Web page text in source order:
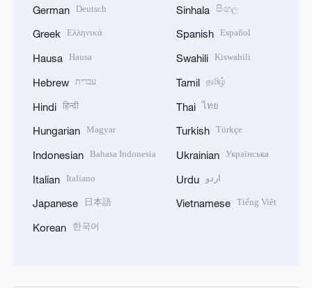
German Deutsch
Greek Ελληνικά
Hausa Hausa
Hebrew עברית
Hindi हिन्दी
Hungarian Magyar
Indonesian Bahasa Indonesia
Italian Italiano
Japanese 日本語
Korean 한국어
Sinhala සිංහල
Spanish Español
Swahili Kiswahili
Tamil தமிழ்
Thai ไทย
Turkish Türkçe
Ukrainian Українська
Urdu اردو
Vietnamese Tiếng Việt